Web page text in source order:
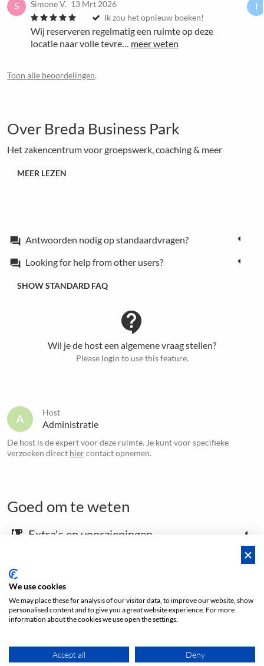
DIRECTE BOEKING
S Simone V. 13 Mrt 2026
Ik zou het opnieuw boeken!
Wij reserveren regelmatig een ruimte op deze
locatie naar volle tevre… meer weten
I
Toon alle beoordelingen.
Over Breda Business Park
Het zakencentrum voor groepswerk, coaching & meer
MEER LEZEN
forum Antwoorden nodig op standaardvragen?
forum Looking for help from other users?
SHOW STANDARD FAQ
contact_support
Wil je de host een algemene vraag stellen?
Please login to use this feature.
A Host
Administratie
De host is de expert voor deze ruimte. Je kunt voor specifieke
verzoeken direct hiercontact opnemen.
Goed om te weten
emoji_food_beverage Extra's en voorzieningen
Open footer
We use cookies
We may place these for analysis of our visitor data, to improve our website, show
personalised content and to give you a great website experience. For more
information about the cookies we use open the settings.
Accept all Deny